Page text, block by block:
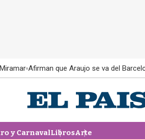
Afirman que Araujo se va del
y CarnavalLibrosArte